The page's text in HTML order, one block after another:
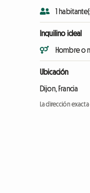
1
Inquilino ideal
Hombre o
Ubicación
Dijon, Francia
La dirección